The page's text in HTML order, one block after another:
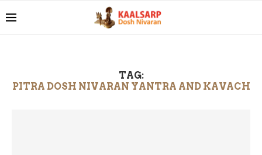
TAG:
PITRA DOSH NIVARAN YANTRA AND KAVACH